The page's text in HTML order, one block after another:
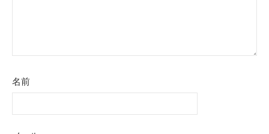
名前